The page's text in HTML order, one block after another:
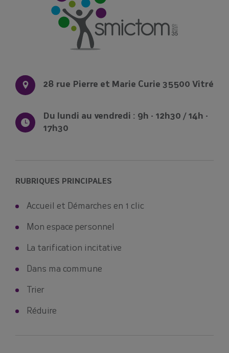
28 rue Pierre et Marie Curie 35500 Vitré
Du lundi au vendredi : 9h - 12h30 / 14h -
17h30
RUBRIQUES PRINCIPALES
Accueil et Démarches en 1 clic
Mon espace personnel
La tarification incitative
Dans ma commune
Trier
Réduire